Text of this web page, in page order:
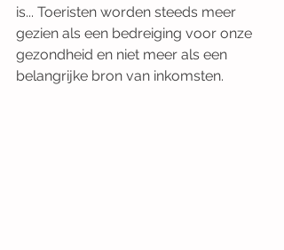
is... Toeristen worden steeds meer
gezien als een bedreiging voor onze
gezondheid en niet meer als een
belangrijke bron van inkomsten.